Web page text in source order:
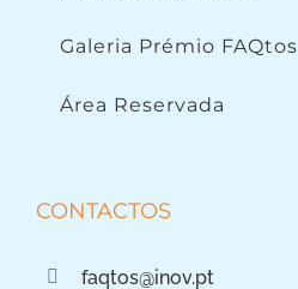
Galeria Prémio FAQtos
Área Reservada
CONTACTOS
faqtos@inov.pt